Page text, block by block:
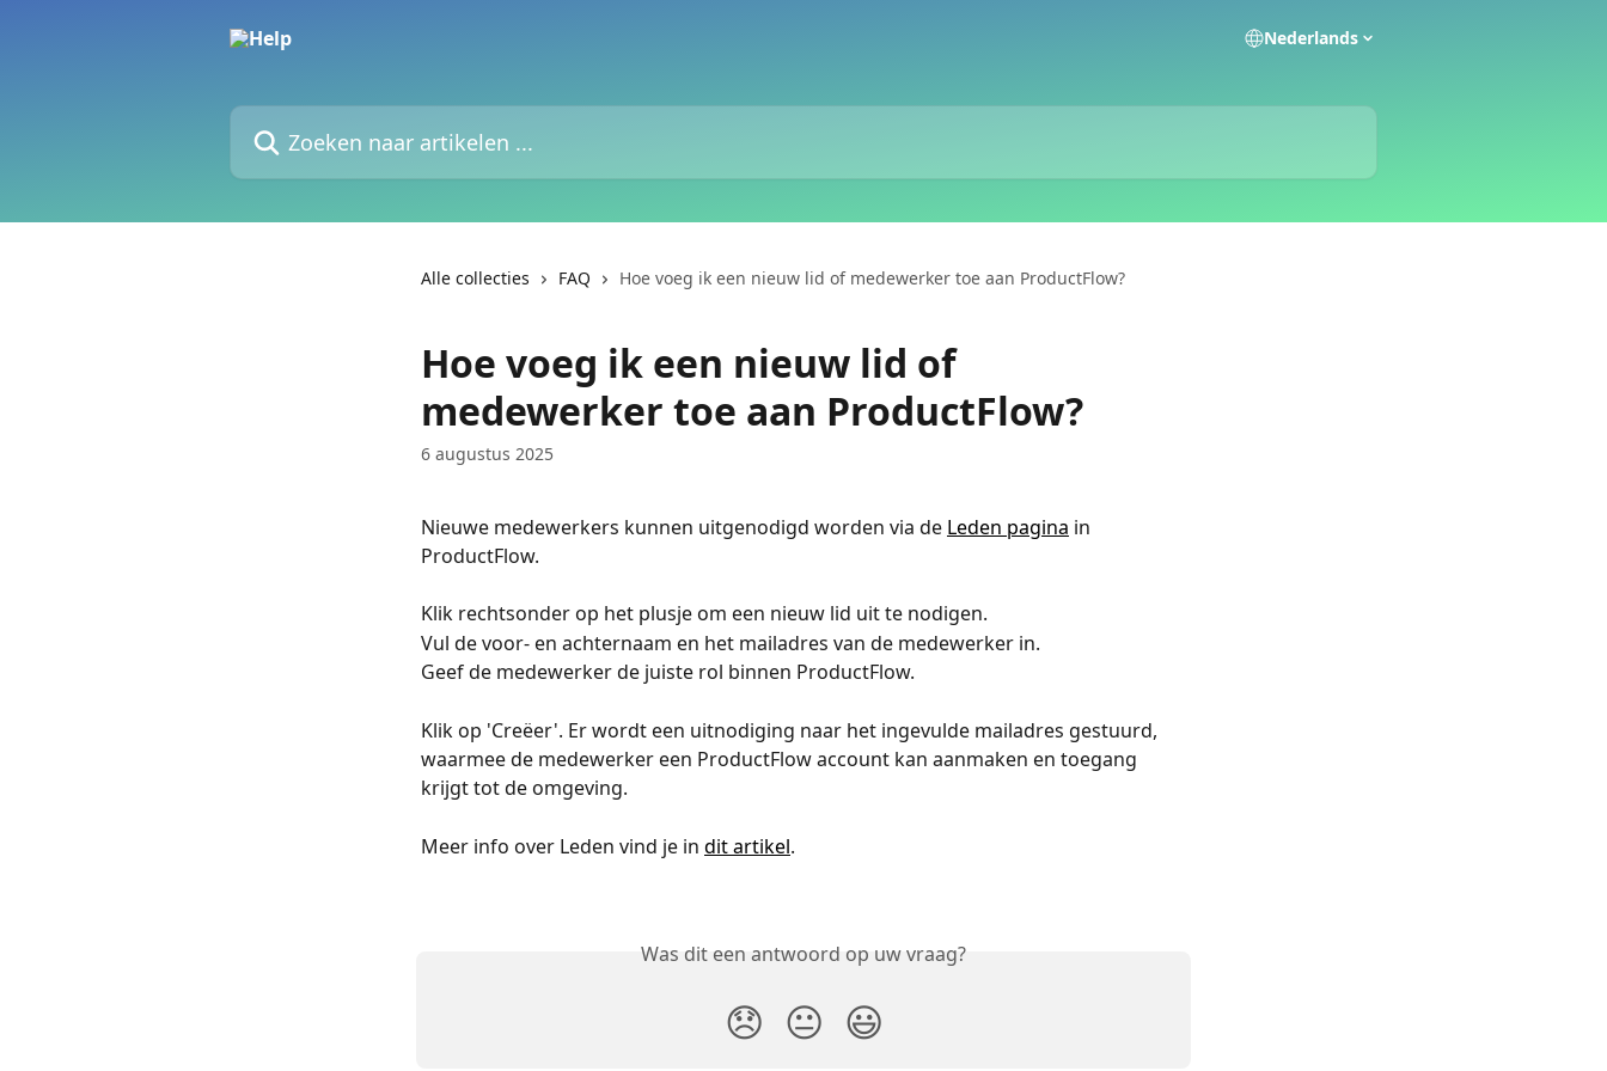
Nederlands
Zoeken naar artikelen ...
Alle collecties FAQ Hoe voeg ik een nieuw lid of medewerker toe aan ProductFlow?
Hoe voeg ik een nieuw lid of
medewerker toe aan ProductFlow?
6 augustus 2025
Nieuwe medewerkers kunnen uitgenodigd worden via de Leden pagina in
ProductFlow.
Klik rechtsonder op het plusje om een nieuw lid uit te nodigen.
Vul de voor- en achternaam en het mailadres van de medewerker in.
Geef de medewerker de juiste rol binnen ProductFlow.
Klik op 'Creëer'. Er wordt een uitnodiging naar het ingevulde mailadres gestuurd,
waarmee de medewerker een ProductFlow account kan aanmaken en toegang
krijgt tot de omgeving.
Meer info over Leden vind je in dit artikel.
Was dit een antwoord op uw vraag?
😞 😐 😃